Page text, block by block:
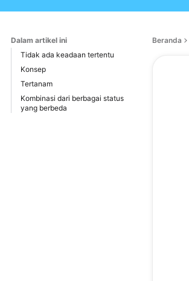
Dalam artikel ini
Tidak ada keadaan tertentu
Konsep
Tertanam
Kombinasi dari berbagai status
yang berbeda
Beranda